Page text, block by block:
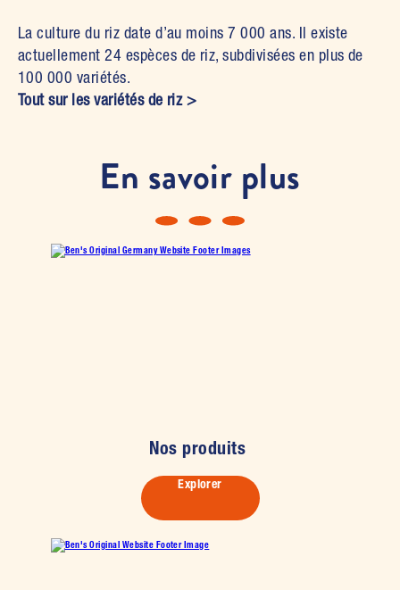
La culture du riz date d’au moins 7 000 ans. Il existe
actuellement 24 espèces de riz, subdivisées en plus de
100 000 variétés.
Tout sur les variétés de riz >
En savoir plus
Nos produits
Explorer